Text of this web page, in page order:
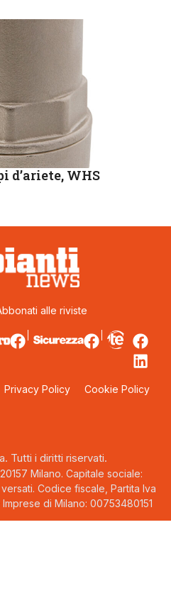
d’ariete, WHS
alle riviste
Privacy Policy Cookie Policy
Tutti i diritti riservati.
Milano. Capitale sociale:
Codice fiscale, Partita Iva
di Milano: 00753480151